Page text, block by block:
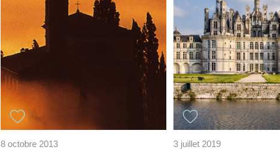
8 octobre 2013 3 juillet 2019